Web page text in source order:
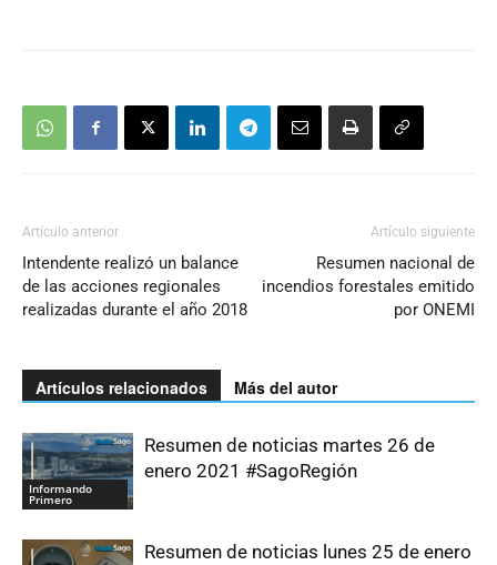
Artículo anterior
Intendente realizó un balance
de las acciones regionales
realizadas durante el año 2018
Artículo siguiente
Resumen nacional de
incendios forestales emitido
por ONEMI
Artículos relacionados Más del autor
Informando
Primero
Resumen de noticias martes 26 de
enero 2021 #SagoRegión
Resumen de noticias lunes 25 de enero